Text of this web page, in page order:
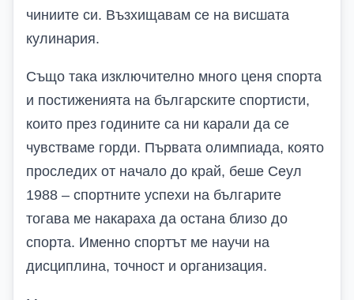
чиниите си. Възхищавам се на висшата
кулинария.
Също така изключително много ценя спорта
и постиженията на българските спортисти,
които през годините са ни карали да се
чувстваме горди. Първата олимпиада, която
проследих от начало до край, беше Сеул
1988 – спортните успехи на българите
тогава ме накараха да остана близо до
спорта. Именно спортът ме научи на
дисциплина, точност и организация.